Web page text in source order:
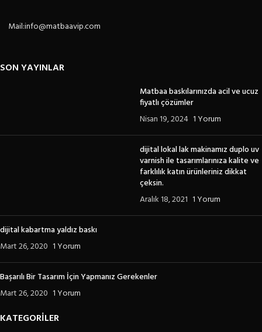
Mail:info@matbaavip.com
SON YAYINLAR
Matbaa baskılarınızda acil ve ucuz
fiyatlı çözümler
Nisan 19, 2024 1 Yorum
dijital lokal lak makinamız duplo uv
varnish ile tasarımlarınıza kalite ve
farklılık katın ürünleriniz dikkat
çeksin.
Aralık 18, 2021 1 Yorum
dijital kabartma yaldız baskı
Mart 26, 2020 1 Yorum
Başarılı Bir Tasarım İçin Yapmanız Gerekenler
Mart 26, 2020 1 Yorum
KATEGORİLER